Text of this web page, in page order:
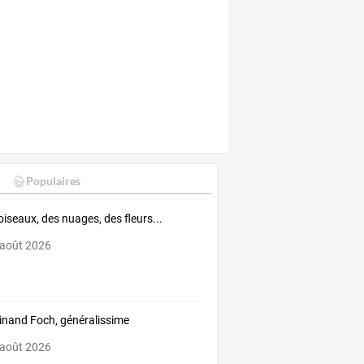
Populaires
des nuages, des fleurs...
2026
Foch, généralissime
2026